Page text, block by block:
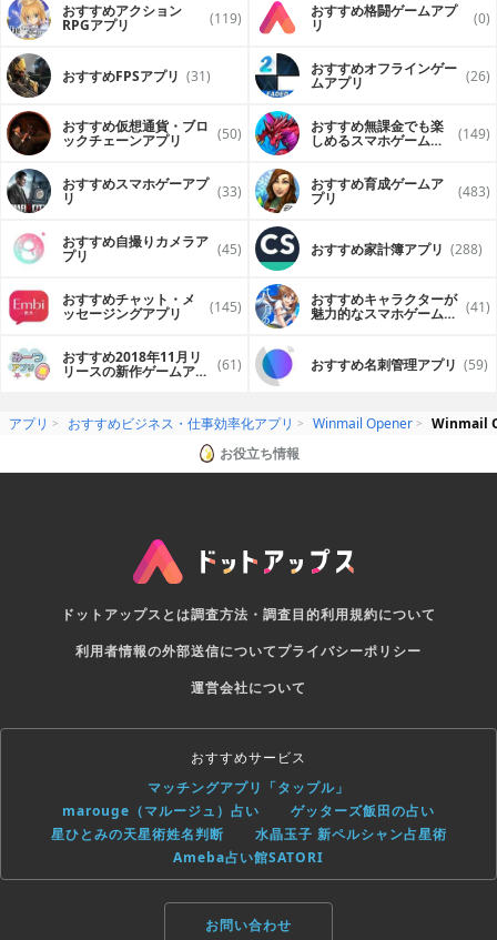
おすすめアクション
RPGアプリ (119) おすすめ格闘ゲームアプ
リ (0)
おすすめFPSアプリ (31) おすすめオフラインゲー
ムアプリ (26)
おすすめ仮想通貨・ブロ
ックチェーンアプリ (50) おすすめ無課金でも楽
しめるスマホゲームア (149)
おすすめスマホゲーアプ
リ (33) おすすめ育成ゲームア
プリ (483)
おすすめ自撮りカメラア
プリ (45) おすすめ家計簿アプリ (288)
おすすめチャット・メ
ッセージングアプリ (145) おすすめキャラクターが
魅力的なスマホゲームア (41)
おすすめ2018年11月リ
リースの新作ゲームアプ (61) おすすめ名刺管理アプリ (59)
アプリ おすすめビジネス・仕事効率化アプリ Winmail Opener
Winmail
お役立ち情報
ドットアップスとは調査方法・調査目的利用規約について
利用者情報の外部送信についてプライバシーポリシー
運営会社について
おすすめサービス
マッチングアプリ「タップル」
marouge（マルージュ）占い
ゲッターズ飯田の占い
星ひとみの天星術姓名判断
水晶玉子 新ペルシャン占星術
Ameba占い館SATORI
お問い合わせ